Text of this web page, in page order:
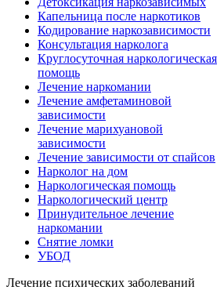
Капельница после наркотиков
Кодирование наркозависимости
Консультация нарколога
Круглосуточная наркологическая
помощь
Лечение наркомании
Лечение амфетаминовой
зависимости
Лечение марихуановой
зависимости
Лечение зависимости от спайсов
Нарколог на дом
Наркологическая помощь
Наркологический центр
Принудительное лечение
наркомании
Снятие ломки
УБОД
Лечение психических заболеваний